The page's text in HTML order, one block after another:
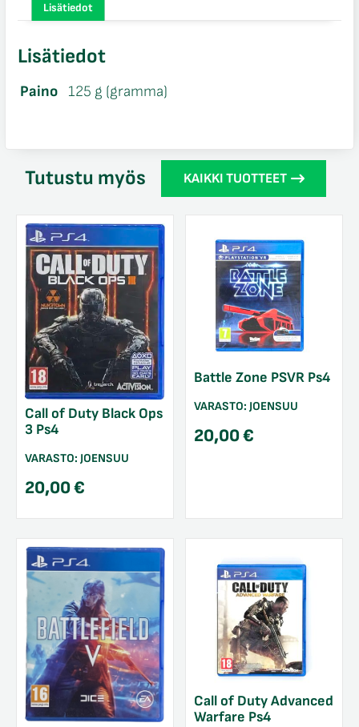
Lisätiedot
Lisätiedot
Paino 125 g (gramma)
Tutustu myös KAIKKI TUOTTEET
Call of Duty Black Ops
3 Ps4
VARASTO: JOENSUU
20,00€
Battle Zone PSVR Ps4
VARASTO: JOENSUU
20,00€
Call of Duty Advanced
Warfare Ps4